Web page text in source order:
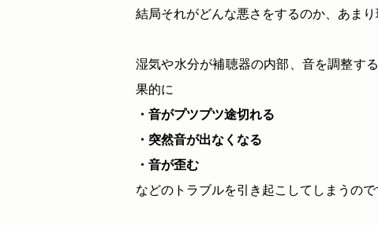
結局それがどんな悪さをするのか、あま
湿気や水分が補聴器の内部、音を調整す
果的に
・音がプツプツ途切れる
・突然音が出なくなる
・音が歪む
などのトラブルを引き起こしてしまうの